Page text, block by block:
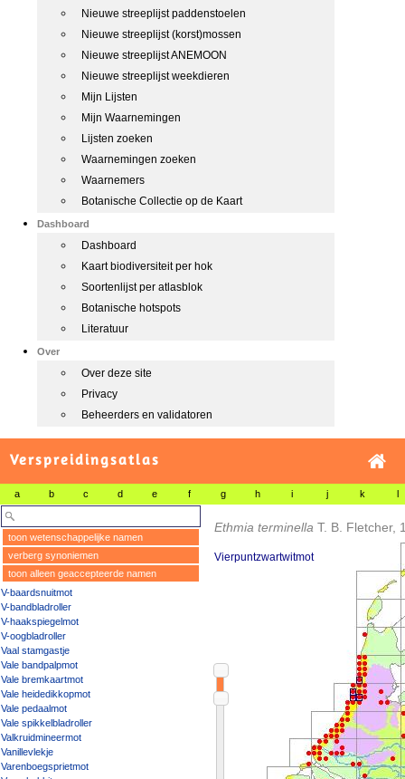
Nieuwe streeplijst paddenstoelen
Nieuwe streeplijst (korst)mossen
Nieuwe streeplijst ANEMOON
Nieuwe streeplijst weekdieren
Mijn Lijsten
Mijn Waarnemingen
Lijsten zoeken
Waarnemingen zoeken
Waarnemers
Botanische Collectie op de Kaart
Dashboard
Dashboard
Kaart biodiversiteit per hok
Soortenlijst per atlasblok
Botanische hotspots
Literatuur
Over
Over deze site
Privacy
Beheerders en validatoren
Verspreidingsatlas
a b c d e f g h i j k l
toon wetenschappelijke namen
verberg synoniemen
toon alleen geaccepteerde namen
V-baardsnuitmot
V-bandbladroller
V-haakspiegelmot
V-oogbladroller
Vaal stamgastje
Vale bandpalpmot
Vale bremkaartmot
Vale heidedikkopmot
Vale pedaalmot
Vale spikkelbladroller
Valkruidmineermot
Vanillevlekje
Varenboegsprietmot
Ethmia terminella T. B. Fletcher,
Vierpuntzwartwitmot